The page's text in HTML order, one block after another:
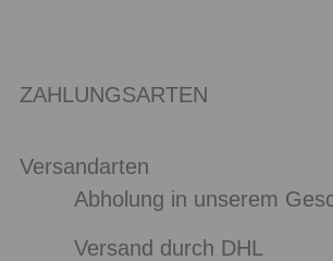
ZAHLUNGSARTEN
Versandarten
Abholung in unserem
Versand durch DHL